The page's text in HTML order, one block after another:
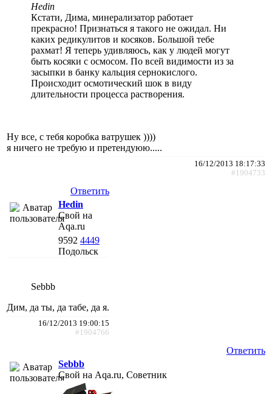
Hedin
Кстати, Дима, минерализатор работает
прекрасно! Признаться я такого не ожидал. Ни
каких редикулитов и косяков. Большой тебе
рахмат! Я теперь удивляюсь, как у людей могут
быть косяки с осмосом. По всей видимости из за
засыпки в банку кальция сернокислого.
Происходит осмотический шок в виду
длительности процесса растворения.
Ну все, с тебя коробка ватрушек ))))
я ничего не требую и претендуюю.....
16/12/2013 18:17:33
#1904733
Ответить
Hedin
Свой на
Aqa.ru
9592 4449
Подольск
Sebbb
Дим, да ты, да табе, да я.
16/12/2013 19:00:15
#1904766
Ответить
Sebbb
Свой на Aqa.ru, Советник